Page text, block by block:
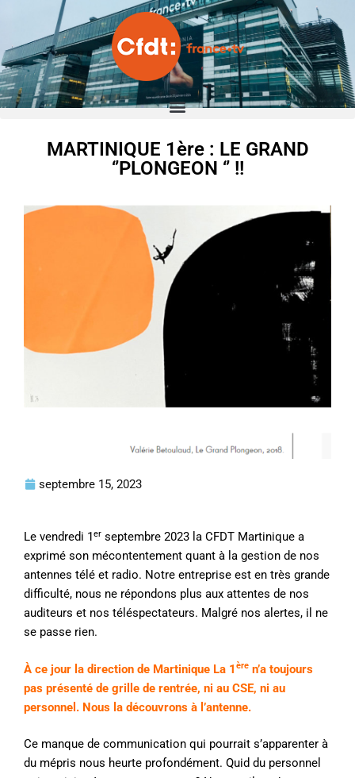
MARTINIQUE 1ère : LE GRAND
‘’PLONGEON ‘’ !!
septembre 15, 2023
Le vendredi 1er septembre 2023 la CFDT Martinique a
exprimé son mécontentement quant à la gestion de nos
antennes télé et radio. Notre entreprise est en très grande
difficulté, nous ne répondons plus aux attentes de nos
auditeurs et nos téléspectateurs. Malgré nos alertes, il ne
se passe rien.
À ce jour la direction de Martinique La 1 ère n’a toujours
pas présenté de grille de rentrée, ni au CSE, ni au
personnel. Nous la découvrons à l’antenne.
Ce manque de communication qui pourrait s’apparenter à
du mépris nous heurte profondément. Quid du personnel